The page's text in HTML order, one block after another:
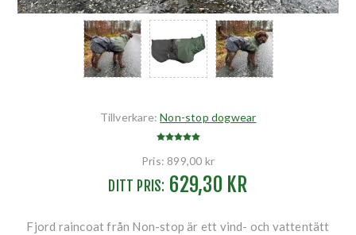
Tillverkare: Non-stop dogwear
Pris: 899,00 kr
DITT PRIS: 629,30 KR
Fjord raincoat från Non-stop är ett vind- och vattentätt